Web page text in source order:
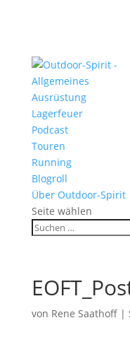
Allgemeines
Ausrüstung
Lagerfeuer
Podcast
Touren
Running
Blogroll
Über Outdoor-Spirit
Seite wählen
von Rene Saathoff|